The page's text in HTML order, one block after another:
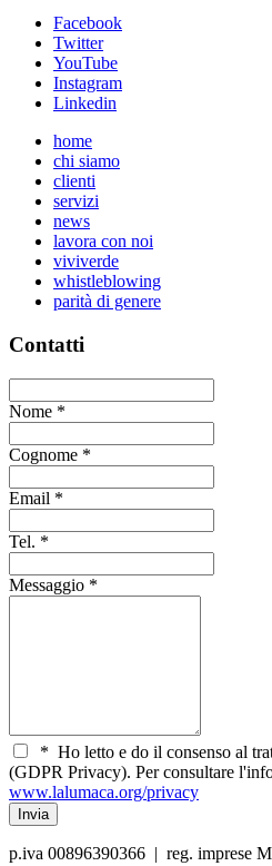
Facebook
Twitter
YouTube
Instagram
Linkedin
home
chi siamo
clienti
servizi
news
lavora con noi
viviverde
whistleblowing
parità di genere
Contatti
Nome *
Cognome *
Email *
Tel. *
Messaggio *
* Ho letto e do il consenso al
(GDPR Privacy). Per consultare
www.lalumaca.org/privacy
p.iva 00896390366 | reg. imprese